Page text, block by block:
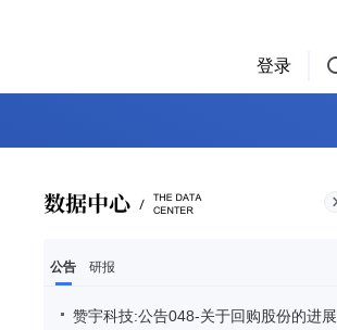
登录
公告 研报
赞宇科技:公告048-关于回购股份的进展